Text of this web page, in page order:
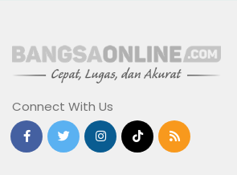
Connect With Us